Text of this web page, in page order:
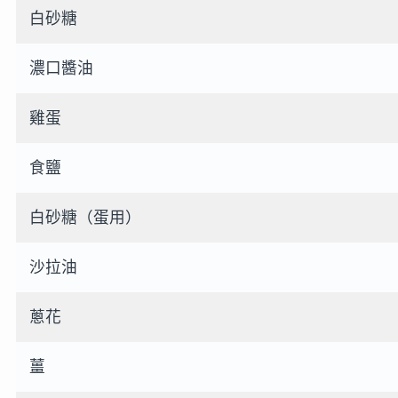
白砂糖
濃口醬油
雞蛋
食鹽
白砂糖（蛋用）
沙拉油
蔥花
薑